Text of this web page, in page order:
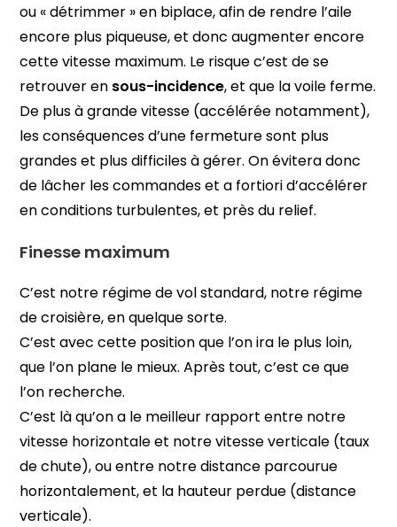
ou « détrimmer » en biplace, afin de rendre l’aile
encore plus piqueuse, et donc augmenter encore
cette vitesse maximum. Le risque c’est de se
retrouver en sous-incidence, et que la voile ferme.
De plus à grande vitesse (accélérée notamment),
les conséquences d’une fermeture sont plus
grandes et plus difficiles à gérer. On évitera donc
de lâcher les commandes et a fortiori d’accélérer
en conditions turbulentes, et près du relief.
Finesse maximum
C’est notre régime de vol standard, notre régime
de croisière, en quelque sorte.
C’est avec cette position que l’on ira le plus loin,
que l’on plane le mieux. Après tout, c’est ce que
l’on recherche.
C’est là qu’on a le meilleur rapport entre notre
vitesse horizontale et notre vitesse verticale (taux
de chute), ou entre notre distance parcourue
horizontalement, et la hauteur perdue (distance
verticale).